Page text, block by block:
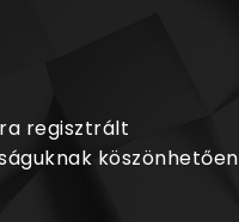
regisztrált
köszönhetően